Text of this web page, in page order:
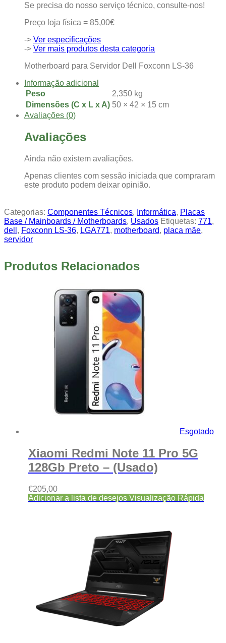
Se precisa do nosso serviço técnico, consulte-nos!
Preço loja física = 85,00€
-> Ver especificações
-> Ver mais produtos desta categoria
Motherboard para Servidor Dell Foxconn LS-36
Informação adicional
Peso
2,350 kg
Dimensões (C x L x A) 50 × 42 × 15 cm
Avaliações (0)
Avaliações
Ainda não existem avaliações.
Apenas clientes com sessão iniciada que compraram
este produto podem deixar opinião.
Categorias: Componentes Técnicos, Informática, Placas
Base / Mainboards / Motherboards, Usados Etiquetas: 771,
dell , Foxconn LS-36, LGA771, motherboard, placa mãe,
servidor
Produtos Relacionados
Esgotado
Xiaomi Redmi Note 11 Pro 5G
128Gb Preto – (Usado)
€205,00
Adicionar a lista de desejos Visualização Rápida